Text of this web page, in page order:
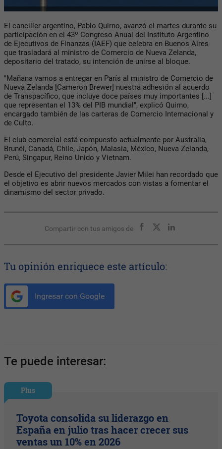
El canciller argentino, Pablo Quirno, avanzó el martes durante su
participación en el 43º Congreso Anual del Instituto Argentino
de Ejecutivos de Finanzas (IAEF) que celebra en Buenos Aires
que trasladará al ministro de Comercio de Nueva Zelanda,
depositario del tratado, su intención de unirse al bloque.
"Mañana vamos a entregar en París al ministro de Comercio de
Nueva Zelanda [Cameron Brewer] nuestra adhesión al acuerdo
de Transpacífico, que incluye doce países muy importantes [...]
que representan el 13% del PIB mundial", explicó Quirno,
encargado también de las carteras de Comercio Internacional y
de Culto.
El club comercial está compuesto actualmente por Australia,
Brunéi, Canadá, Chile, Japón, Malasia, México, Nueva Zelanda,
Perú, Singapur, Reino Unido y Vietnam.
Desde el Ejecutivo del presidente Javier Milei han recordado que
el objetivo es abrir nuevos mercados con vistas a fomentar el
dinamismo del sector privado.
Compartir con tus amigos de
Tu opinión enriquece este artículo:
Ingresar con Google
Te puede interesar:
Plus
Toyota consolida su liderazgo en
España en julio tras hacer crecer sus
ventas un 10% en 2026